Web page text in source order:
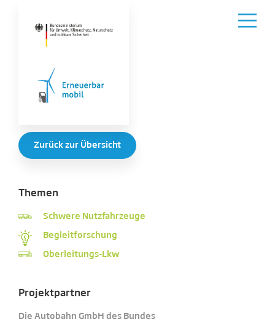
Zurück zur Übersicht
Themen
Schwere Nutzfahrzeuge
Begleitforschung
Oberleitungs-Lkw
Projektpartner
Die Autobahn GmbH des Bundes